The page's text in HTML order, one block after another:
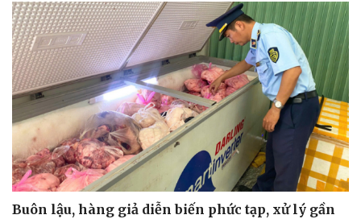
Buôn lậu, hàng giả diễn biến phức tạp, xử lý gần